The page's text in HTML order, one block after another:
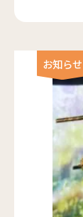
お知らせ